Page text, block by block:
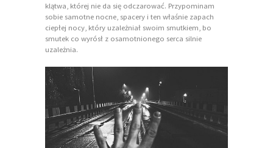
klątwa, której nie da się odczarować. Przypominam
sobie samotne nocne, spacery i ten właśnie zapach
ciepłej nocy, który uzależniał swoim smutkiem, bo
smutek co wyrósł z osamotnionego serca silnie
uzależnia.